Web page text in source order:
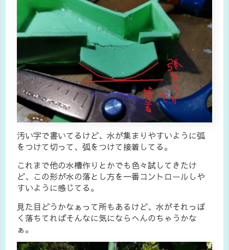
汚い字で書いてるけど、水が集まりやすいように弧
をつけて切って、弧をつけて接着してる。
これまで他の水槽作りとかでも色々試してきたけ
ど、この形が水の落とし方を一番コントロールしや
すいように感じてる。
見た目どうかなぁって所もあるけど、水がそれっぽ
く落ちてればそんなに気にならへんのちゃうかな
ぁ。